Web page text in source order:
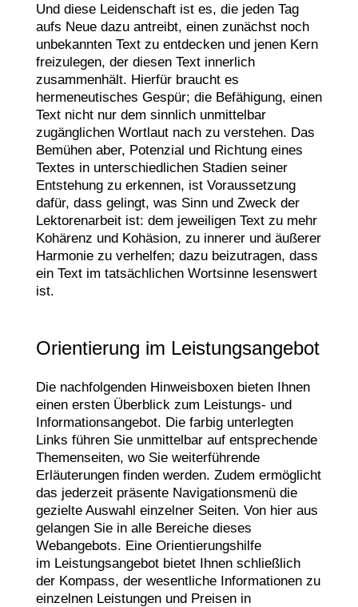
Und diese Leidenschaft ist es, die jeden Tag
aufs Neue dazu antreibt, einen zunächst noch
unbekannten Text zu entdecken und jenen Kern
freizulegen, der diesen Text innerlich
zusammenhält. Hierfür braucht es
hermeneutisches Gespür; die Befähigung, einen
Text nicht nur dem sinnlich unmittelbar
zugänglichen Wortlaut nach zu verstehen. Das
Bemühen aber, Potenzial und Richtung eines
Textes in unterschiedlichen Stadien seiner
Entstehung zu erkennen, ist Voraussetzung
dafür, dass gelingt, was Sinn und Zweck der
Lektorenarbeit ist: dem jeweiligen Text zu mehr
Kohärenz und Kohäsion, zu innerer und äußerer
Harmonie zu verhelfen; dazu beizutragen, dass
ein Text im tatsächlichen Wortsinne lesenswert
ist.
Orientierung im Leistungsangebot
Die nachfolgenden Hinweisboxen bieten Ihnen
einen ersten Überblick zum Leistungs- und
Informationsangebot. Die farbig unterlegten
Links führen Sie unmittelbar auf entsprechende
Themenseiten, wo Sie weiterführende
Erläuterungen finden werden. Zudem ermöglicht
das jederzeit präsente Navigationsmenü die
gezielte Auswahl einzelner Seiten. Von hier aus
gelangen Sie in alle Bereiche dieses
Webangebots. Eine Orientierungshilfe
im Leistungsangebot bietet Ihnen schließlich
der Kompass, der wesentliche Informationen zu
einzelnen Leistungen und Preisen in